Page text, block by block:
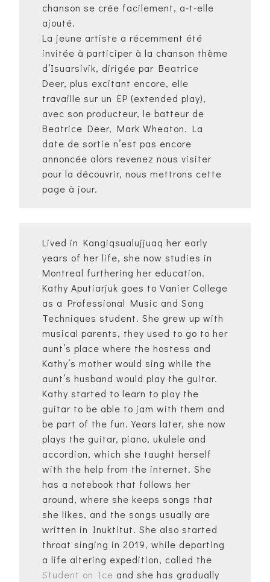
chanson se crée facilement, a-t-elle
ajouté.
La jeune artiste a récemment été
invitée à participer à la chanson thème
d’Isuarsivik, dirigée par Beatrice
Deer, plus excitant encore, elle
travaille sur un EP (extended play),
avec son producteur, le batteur de
Beatrice Deer, Mark Wheaton. La
date de sortie n’est pas encore
annoncée alors revenez nous visiter
pour la découvrir, nous mettrons cette
page à jour.
Lived in Kangiqsualujjuaq her early
years of her life, she now studies in
Montreal furthering her education.
Kathy Aputiarjuk goes to Vanier College
as a Professional Music and Song
Techniques student. She grew up with
musical parents, they used to go to her
aunt’s place where the hostess and
Kathy’s mother would sing while the
aunt’s husband would play the guitar.
Kathy started to learn to play the
guitar to be able to jam with them and
be part of the fun. Years later, she now
plays the guitar, piano, ukulele and
accordion, which she taught herself
with the help from the internet. She
has a notebook that follows her
around, where she keeps songs that
she likes, and the songs usually are
written in Inuktitut. She also started
throat singing in 2019, while departing
a life altering expedition, called the
Student on Ice and she has gradually